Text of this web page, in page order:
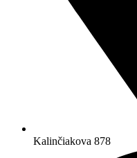
Kalinčiakova 878